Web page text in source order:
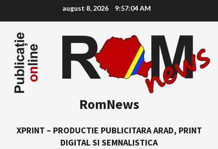
content
august 8, 2026 9:57:05 AM
RomNews
XPRINT – PRODUCTIE PUBLICITARA ARAD, PRINT
DIGITAL SI SEMNALISTICA